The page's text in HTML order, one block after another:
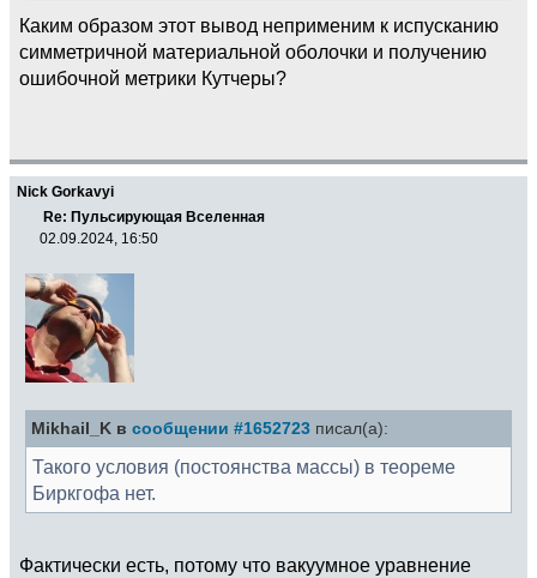
Каким образом этот вывод неприменим к испусканию
симметричной материальной оболочки и получению
ошибочной метрики Кутчеры?
Nick Gorkavyi
Re: Пульсирующая Вселенная
02.09.2024, 16:50
Mikhail_K в сообщении #1652723 писал(а):
Такого условия (постоянства массы) в теореме
Биркгофа нет.
Фактически есть, потому что вакуумное уравнение